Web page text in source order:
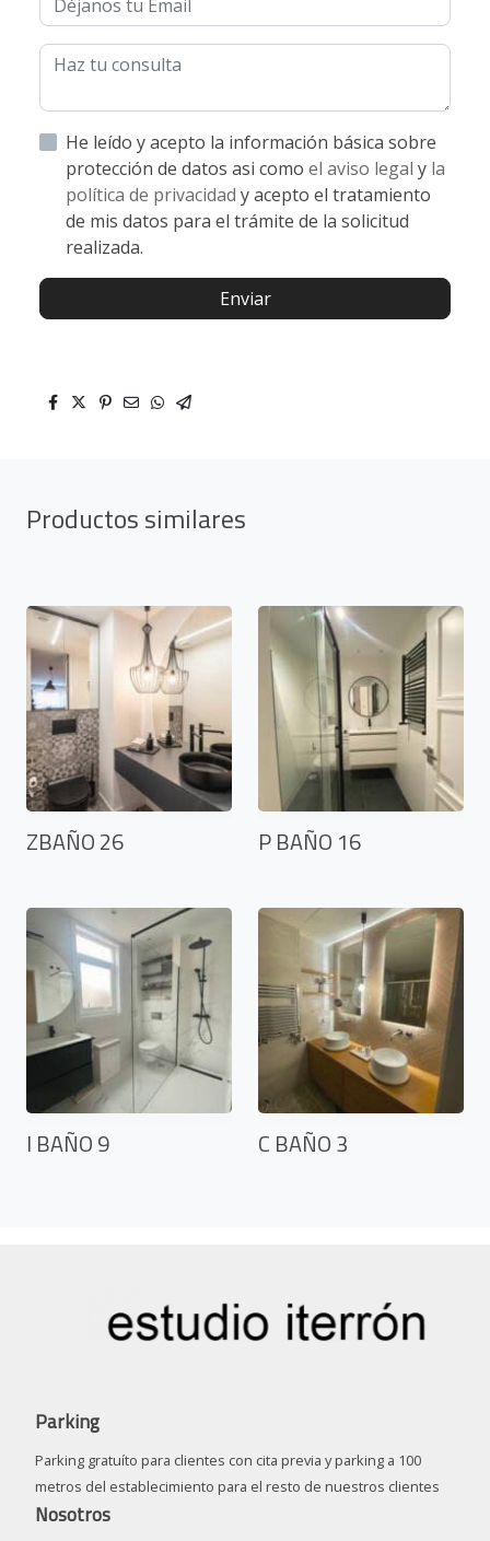
He leído y acepto la información básica sobre
protección de datos asi como el aviso legal y la
política de privacidad y acepto el tratamiento
de mis datos para el trámite de la solicitud
realizada.
Enviar
Productos similares
ZBAÑO 26 P BAÑO 16
I BAÑO 9 C BAÑO 3
Parking
Parking gratuíto para clientes con cita previa y parking a 100
metros del establecimiento para el resto de nuestros clientes
Nosotros